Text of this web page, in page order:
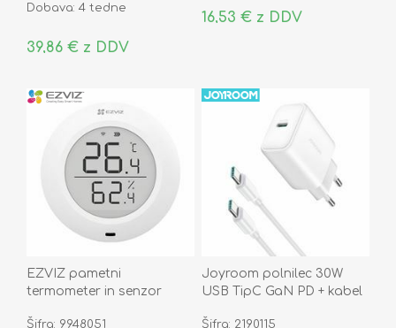
Dobava: 4 tedne
39,86 € z DDV
16,53 € z DDV
EZVIZ pametni
termometer in senzor
Šifra: 9948051
Joyroom polnilec 30W
USB TipC GaN PD + kabel
Šifra: 2190115